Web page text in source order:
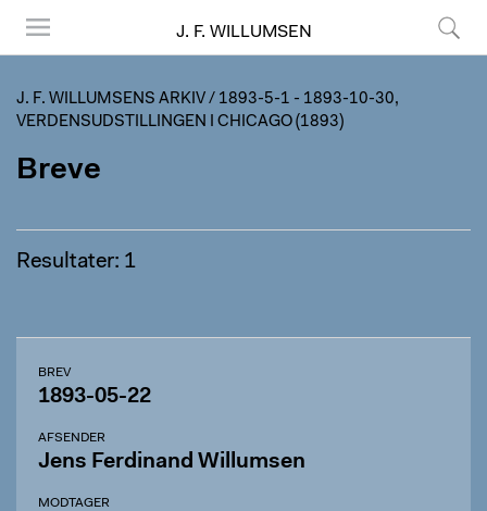
J. F. WILLUMSEN
J. F. WILLUMSENS ARKIV / 1893-5-1 - 1893-10-30,
VERDENSUDSTILLINGEN I CHICAGO (1893)
Breve
Resultater: 1
BREV
1893-05-22
AFSENDER
Jens Ferdinand Willumsen
MODTAGER